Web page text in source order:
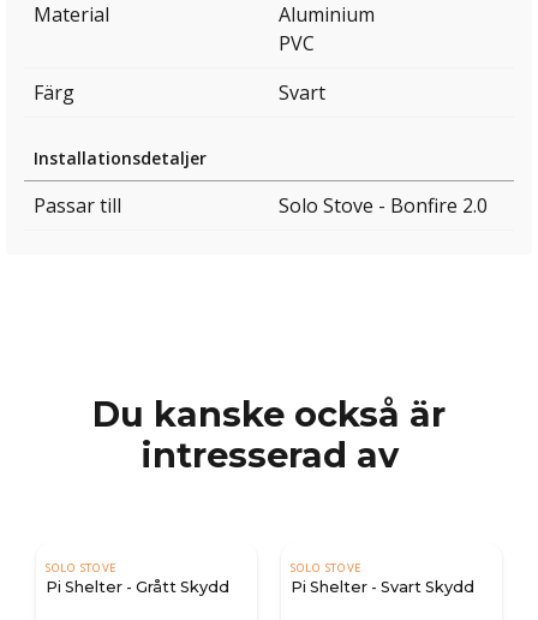
Material
Aluminium
PVC
Färg
Svart
Installationsdetaljer
Passar till Solo Stove - Bonfire 2.0
Du kanske också är
intresserad av
SOLO STOVE
Pi Shelter - Grått Skydd
SOLO STOVE
Pi Shelter - Svart Skydd